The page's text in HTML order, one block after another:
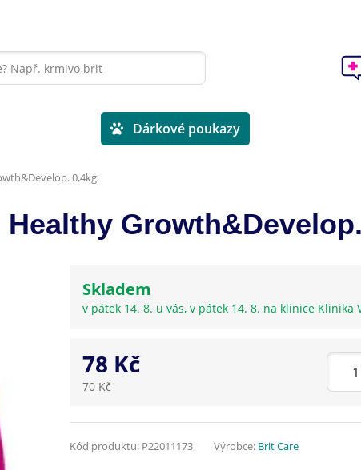
Dárkové poukazy
0,4kg
Skladem
v pátek 14. 8. u vás, v pátek 14. 8. na klinice Klinika
78 Kč
70 Kč
Kód produktu: P22011173 Výrobce: Brit Care